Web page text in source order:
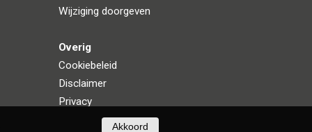
Akkoord
Wijziging doorgeven
Overig
Cookiebeleid
Disclaimer
Privacy